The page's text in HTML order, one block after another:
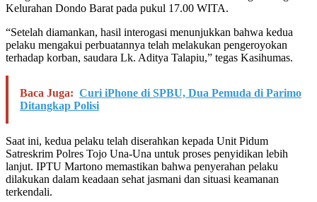
Kelurahan Dondo Barat pada pukul 17.00 WITA.
“Setelah diamankan, hasil interogasi menunjukkan bahwa kedua
pelaku mengakui perbuatannya telah melakukan pengeroyokan
terhadap korban, saudara Lk. Aditya Talapiu,” tegas Kasihumas.
Baca Juga: Curi iPhone di SPBU, Dua Pemuda di Parimo
Ditangkap Polisi
Saat ini, kedua pelaku telah diserahkan kepada Unit Pidum
Satreskrim Polres Tojo Una-Una untuk proses penyidikan lebih
lanjut. IPTU Martono memastikan bahwa penyerahan pelaku
dilakukan dalam keadaan sehat jasmani dan situasi keamanan
terkendali.